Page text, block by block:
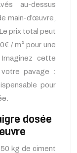
au-dessus
main-d’œuvre,
prix total peut
/ m² pour une
cette
pavage :
pour
dosée
kg de ciment